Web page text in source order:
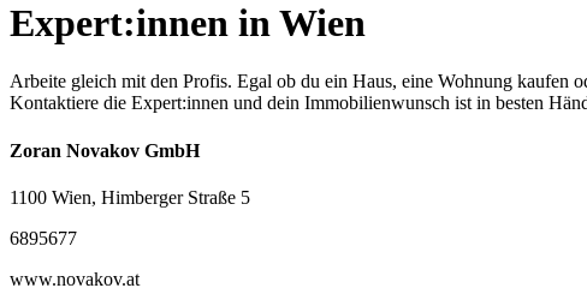
Expert:innen in Wien
Arbeite gleich mit den Profis. Egal ob du ein Haus, eine Wohnung kaufen
Kontaktiere die Expert:innen und dein Immobilienwunsch ist in besten
Zoran Novakov GmbH
1100 Wien, Himberger Straße 5
6895677
www.novakov.at